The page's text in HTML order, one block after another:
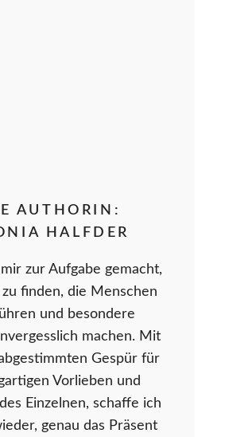
AUTHORIN:
HALFDER
zur Aufgabe gemacht,
finden, die Menschen
und besondere
machen. Mit
Gespür für
Vorlieben und
Einzelnen, schaffe ich
genau das Präsent